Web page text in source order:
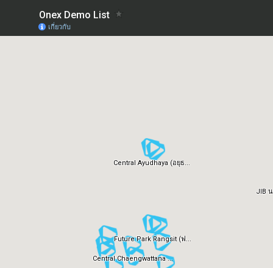
Central Chaengwattana ...
Central Ayudhaya (อยุธ...
Future Park Rangsit (ฟ...
JIB
Onex Demo List
เกี่ยวกับ